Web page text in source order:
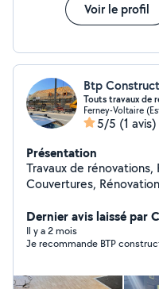
Voir le profil
Btp
Touts travaux de
Ferney-Voltaire
5/5 (1 avis)
Présentation
Travaux de
Couvertures,
Dernier avis laissé par
Il y a 2 mois
Je recommande BTP